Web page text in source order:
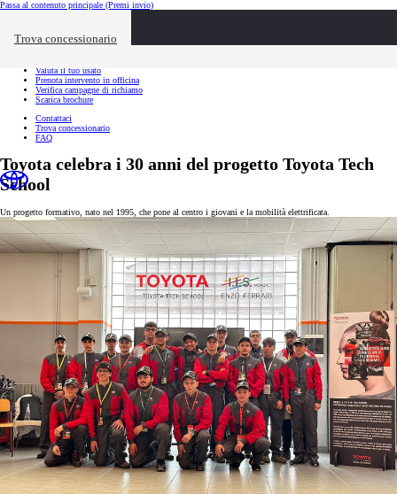
Passa al contenuto principale (Premi invio)
Trova concessionario
Link utili Chiudi overlay
Valuta il tuo usato
Prenota intervento in officina
Verifica campagne di richiamo
Scarica brochure
Contattaci
Trova concessionario
FAQ
Toyota celebra i 30 anni del progetto Toyota Tech
School
Un progetto formativo, nato nel 1995, che pone al centro i giovani e la mobilità elettrificata.